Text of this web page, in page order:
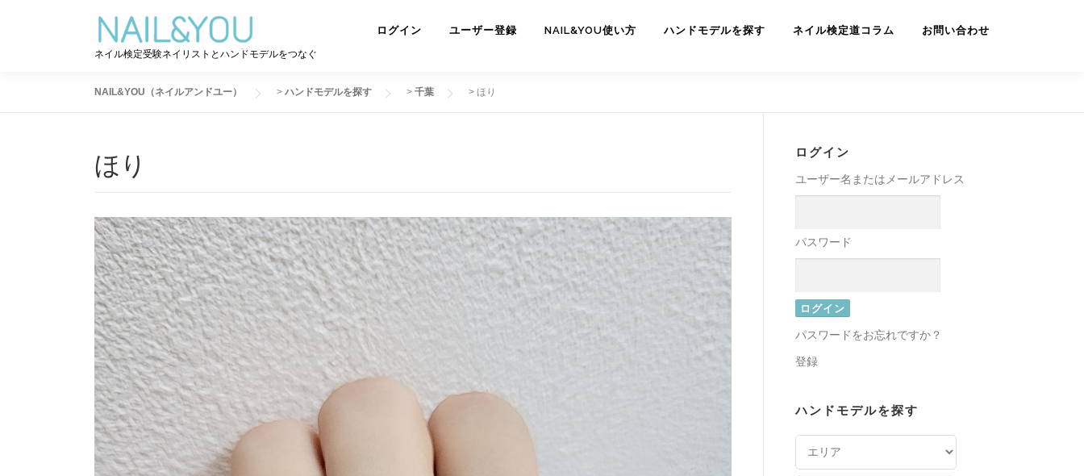
ネイル検定受験ネイリストとハンドモデルをつなぐ
ログイン ユーザー登録 NAIL&YOU使い方 ハンドモデルを探す ネイル検定道コラム お問い合わせ
NAIL&YOU（ネイルアンドユー） > ハンドモデルを探す > 千葉 > ほり
ほり ログイン
ユーザー名またはメールアドレス
パスワード
パスワードをお忘れですか？
登録
ハンドモデルを探す